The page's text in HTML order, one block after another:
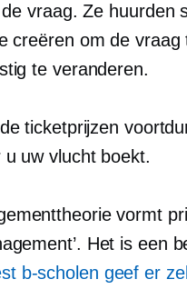
vraag. Ze huurden
creëren om de
te veranderen.
ticketprijzen
uw vlucht boekt.
vormt
Het is een
b-scholen geef er